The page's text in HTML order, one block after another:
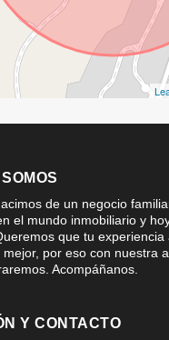
de un negocio
el mundo inmobiliario y
que tu
mejor, por eso con nuestra
Acompáñanos.
Y CONTACTO